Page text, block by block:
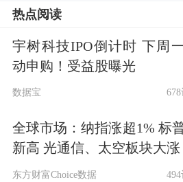
理直气壮地退市了。
这就是奇葩的A股市场
的公司，堂而皇之地
上市。而不论是上市
都只有买单的份，其
热点阅读
宇树科技IPO倒计时 下周
动申购！受益股曝光
数据宝
全球市场：纳指涨超1% 标
新高 光通信、太空板块大涨
东方财富Choice数据